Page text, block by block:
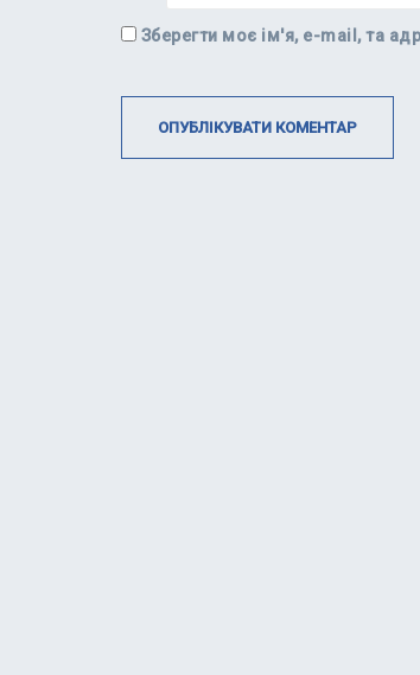
Зберегти моє ім'я, e-mail, та